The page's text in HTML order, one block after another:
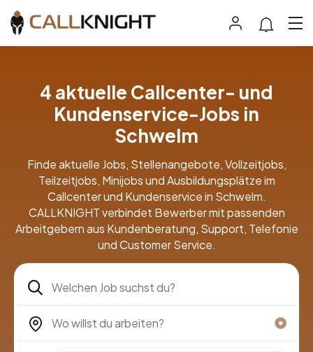
4 aktuelle Callcenter- und
Kundenservice-Jobs in
Schwelm
Finde aktuelle Jobs, Stellenangebote, Vollzeitjobs,
Teilzeitjobs, Minijobs und Ausbildungsplätze im
Callcenter und Kundenservice in Schwelm.
CALLKNIGHT verbindet Bewerber mit passenden
Arbeitgebern aus Kundenberatung, Support, Telefonie
und Customer Service.